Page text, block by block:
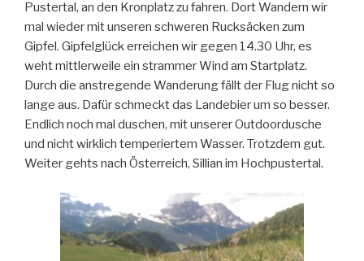
Pustertal, an den Kronplatz zu fahren. Dort Wandern wir
mal wieder mit unseren schweren Rucksäcken zum
Gipfel. Gipfelglück erreichen wir gegen 14.30 Uhr, es
weht mittlerweile ein strammer Wind am Startplatz.
Durch die anstregende Wanderung fällt der Flug nicht so
lange aus. Dafür schmeckt das Landebier um so besser.
Endlich noch mal duschen, mit unserer Outdoordusche
und nicht wirklich temperiertem Wasser. Trotzdem gut.
Weiter gehts nach Österreich, Sillian im Hochpustertal.